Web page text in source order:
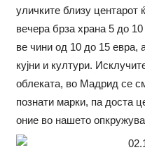
уличките близу центарот
вечера брза храна 5 до
ве чини од 10 до 15 евра,
кујни и култури.
облеката, во Мадрид се
познати марки, па доста
оние во нашето